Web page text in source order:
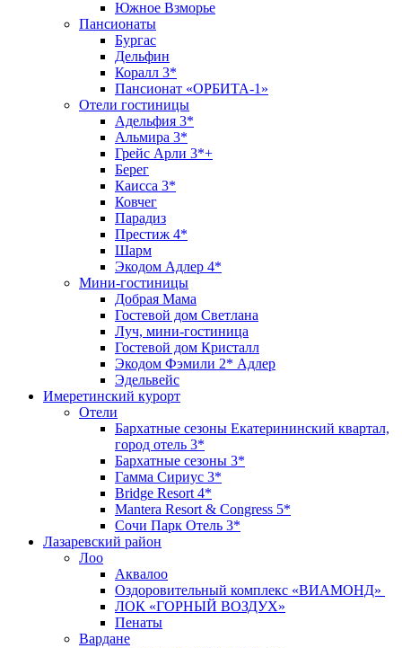
Южное Взморье
Пансионаты
Бургас
Дельфин
Коралл 3*
Пансионат «ОРБИТА-1»
Отели гостиницы
Адельфия 3*
Альмира 3*
Грейс Арли 3*+
Берег
Каисса 3*
Ковчег
Парадиз
Престиж 4*
Шарм
Экодом Адлер 4*
Мини-гостиницы
Добрая Мама
Гостевой дом Светлана
Луч, мини-гостиница
Гостевой дом Кристалл
Экодом Фэмили 2* Адлер
Эдельвейс
Имеретинский курорт
Отели
Бархатные сезоны Екатерининский квартал,
город отель 3*
Бархатные сезоны 3*
Гамма Сириус 3*
Bridge Resort 4*
Mantera Resort & Congress 5*
Сочи Парк Отель 3*
Лазаревский район
Лоо
Аквалоо
Оздоровительный комплекс «ВИАМОНД»
ЛОК «ГОРНЫЙ ВОЗДУХ»
Пенаты
Вардане